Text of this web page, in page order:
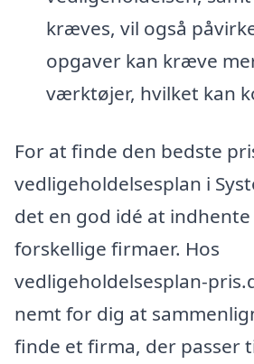
kræves, vil også
opgaver kan kræve
værktøjer, hvilket kan
For at finde den bedste
vedligeholdelsesplan i
det en god idé at
forskellige firmaer. Hos
vedligeholdelsesplan-
nemt for dig at
finde et firma, der passer